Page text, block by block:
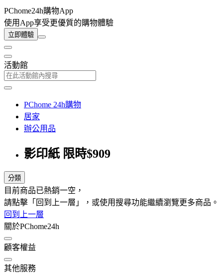
PChome24h購物App
使用App享受更優質的購物體驗
立即體驗
活動館
PChome 24h購物
居家
辦公用品
影印紙 限時$909
分類
目前商品已熱銷一空，
請點擊「回到上一層」，或使用搜尋功能繼續瀏覽更多商品。
回到上一層
關於PChome24h
顧客權益
其他服務